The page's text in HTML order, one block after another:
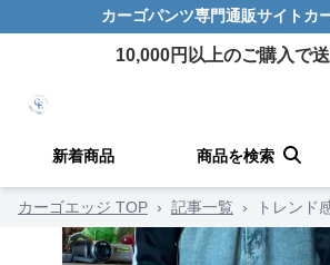
カーゴパンツ専門通販サイト カ
10,000円以上のご購入で
新着商品 商品を検索
カーゴエッジ TOP › 記事一覧 › トレンド